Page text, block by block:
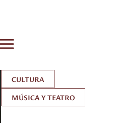
CULTURA
MÚSICA Y TEATRO